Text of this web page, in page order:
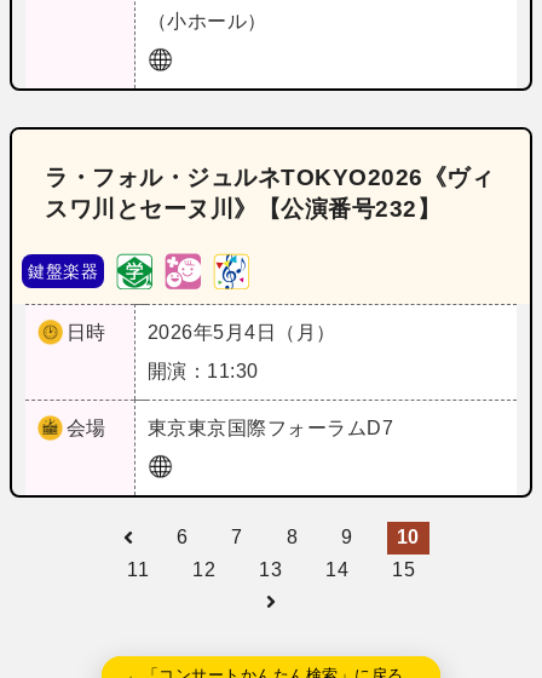
（小ホール）
ラ・フォル・ジュルネTOKYO2026《ヴィ
スワ川とセーヌ川》【公演番号232】
鍵盤楽器
日時
2026年5月4日（月）
開演：11:30
会場 東京東京国際フォーラムD7
6 7 8 9
10
11
12 13 14 15